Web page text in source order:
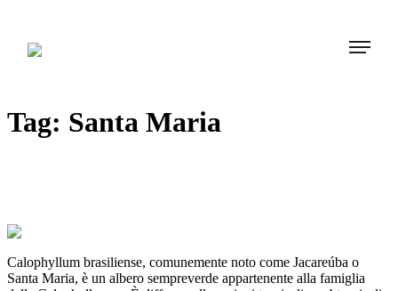
Tag: Santa Maria
Calophyllum brasiliense, comunemente noto come Jacareúba o
Santa Maria, è un albero sempreverde appartenente alla famiglia